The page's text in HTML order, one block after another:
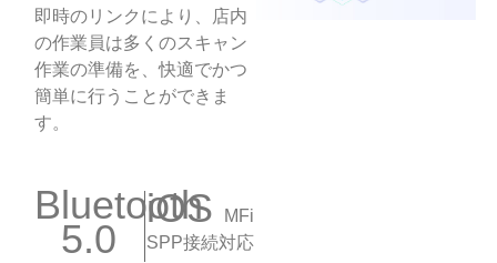
即時のリンクにより、店内
の作業員は多くのスキャン
作業の準備を、快適でかつ
簡単に行うことができま
す。
Bluetooth
5.0
iOS
MFi
SPP接続対応